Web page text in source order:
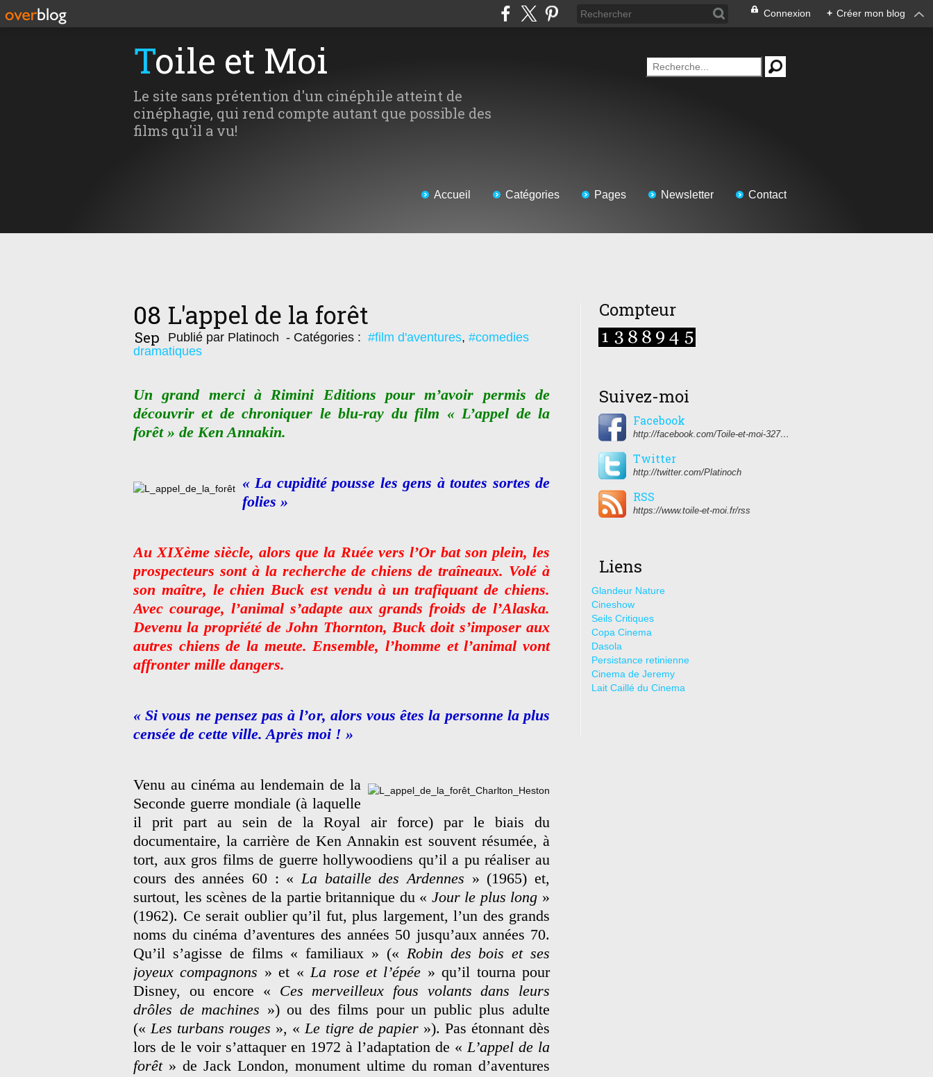
Connexion + Créer mon blog
Toile et Moi
Le site sans prétention d'un cinéphile atteint de
cinéphagie, qui rend compte autant que possible des
films qu'il a vu!
Accueil Catégories Pages Newsletter Contact
08
Sep
L'appel de la forêt
Publié par Platinoch - Catégories : #film d'aventures, #comedies
dramatiques
Un grand merci à Rimini Editions pour m’avoir permis de
découvrir et de chroniquer le blu-ray du film « L’appel de la
forêt » de Ken Annakin.
« La cupidité pousse les gens à toutes sortes de
folies »
Au XIXème siècle, alors que la Ruée vers l’Or bat son plein, les
prospecteurs sont à la recherche de chiens de traîneaux. Volé à
son maître, le chien Buck est vendu à un trafiquant de chiens.
Avec courage, l’animal s’adapte aux grands froids de l’Alaska.
Devenu la propriété de John Thornton, Buck doit s’imposer aux
autres chiens de la meute. Ensemble, l’homme et l’animal vont
affronter mille dangers.
« Si vous ne pensez pas à l’or, alors vous êtes la personne la plus
censée de cette ville. Après moi ! »
Venu au cinéma au lendemain de la
Seconde guerre mondiale (à laquelle
il prit part au sein de la Royal air force) par le biais du
documentaire, la carrière de Ken Annakin est souvent résumée, à
tort, aux gros films de guerre hollywoodiens qu’il a pu réaliser au
cours des années 60 : «La bataille des Ardennes » (1965) et,
surtout, les scènes de la partie britannique du « Jour le plus long »
(1962). Ce serait oublier qu’il fut, plus largement, l’un des grands
noms du cinéma d’aventures des années 50 jusqu’aux années 70.
Qu’il s’agisse de films « familiaux » (« Robin des bois et ses
joyeux compagnons » et «La rose et l’épée » qu’il tourna pour
Disney, ou encore « Ces merveilleux fous volants dans leurs
drôles de machines ») ou des films pour un public plus adulte
(«Les turbans rouges », «Le tigre de papier »). Pas étonnant dès
lors de le voir s’attaquer en 1972 à l’adaptation de «L’appel de la
forêt» de Jack London, monument ultime du roman d’aventures
Compteur
Suivez-moi
Facebook
http://facebook.com/Toile-et-moi-327459350627274/
Twitter
http://twitter.com/Platinoch
RSS
https://www.toile-et-moi.fr/rss
Liens
Glandeur Nature
Cineshow
Seils Critiques
Copa Cinema
Dasola
Persistance retinienne
Cinema de Jeremy
Lait Caillé du Cinema